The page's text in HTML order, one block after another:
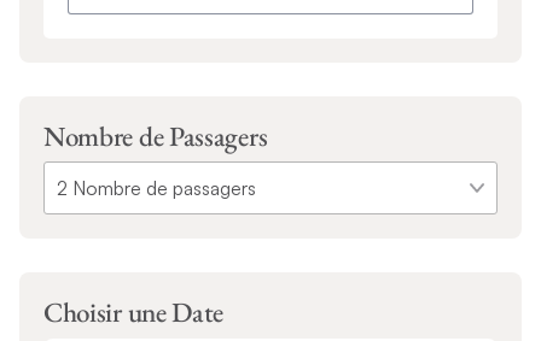
Nombre de Passagers
Choisir une Date